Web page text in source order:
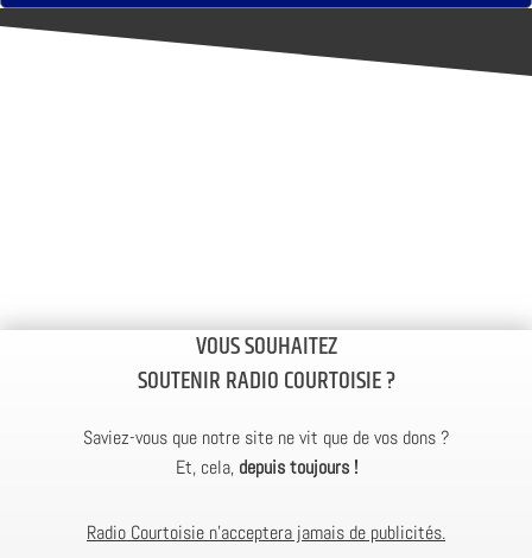
VOUS SOUHAITEZ
SOUTENIR RADIO COURTOISIE ?
Saviez-vous que notre site ne vit que de vos dons ?
Et, cela, depuis toujours !
Radio Courtoisie n’acceptera jamais de publicités.